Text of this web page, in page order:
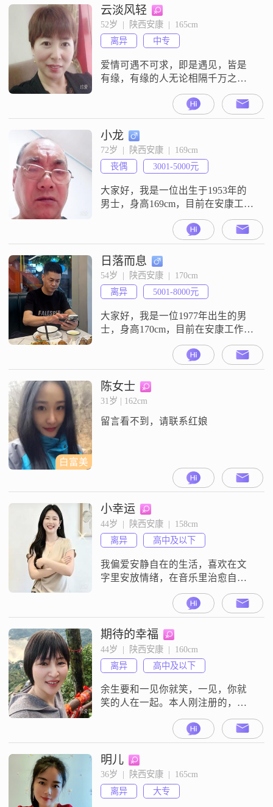
稳重，平时做事也真诚可靠
##3002##在生活上，我一直把家庭
看得比较重，觉得家庭是生活里很
重要的一部分##3002##我目前是
云淡风轻
52岁  |  陕西安康  |  165cm
离异
中专
爱情可遇不可求，即是遇见，皆是
有缘，有缘的人无论相隔千万之遥
终会聚在一起，携手红尘，无缘的
人纵使近在咫尺也恍如陌路，无份
相逢。
小龙
72岁  |  陕西安康  |  169cm
丧偶
3001-5000元
大家好，我是一位出生于1953年的
男士，身高169cm，目前在安康工
作。我的月收入在3001到5000元之
间，学历为大专。我性格稳重可
靠，责任感强，成熟稳重，始终把
家庭放在第一位。在生活中，我勤
俭节约，注重生活品质，追求稳定
安逸的生活方式。我热爱做菜烹
饪，喜欢在厨房里创造各种美味，
这不仅让我感到放松，也能为家人
和朋友带
日落而息
54岁  |  陕西安康  |  170cm
离异
5001-8000元
大家好，我是一位1977年出生的男
士，身高170cm，目前在安康工作。
我的月收入在5001到8000元之间，
学历是大专。我性格稳重可靠，非
常注重健康养生和生活品质。我喜
欢追求稳定安逸的生活，这让我感
到很满足和安心。——-希望找一个
活中，我热爱烹饪，尤其喜欢做
白富美
陈女士
31岁 | 162cm
留言看不到，请联系红娘
小幸运
44岁  |  陕西安康  |  158cm
离异
高中及以下
我偏爱安静自在的生活，喜欢在文
字里安放情绪，在音乐里治愈自
己，也向往烟火气里的安稳与温
柔。不追热闹，不赶将就，只愿日
子清净、内心丰盈，有人懂，有人
伴，三餐四季，安稳舒心。
期待的幸福
44岁  |  陕西安康  |  160cm
离异
高中及以下
余生要和一见你就笑，一见，你就
笑的人在一起。本人刚注册的，没
买会员，看不到信息。
明儿
36岁  |  陕西安康  |  165cm
离异
大专